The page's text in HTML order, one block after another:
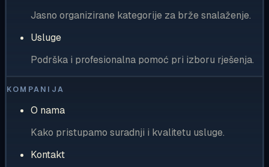
Jasno organizirane kategorije za brže snalaženje.
Usluge
Podrška i profesionalna pomoć pri izboru rješenja.
KOMPANIJA
O nama
Kako pristupamo suradnji i kvalitetu usluge.
Kontakt